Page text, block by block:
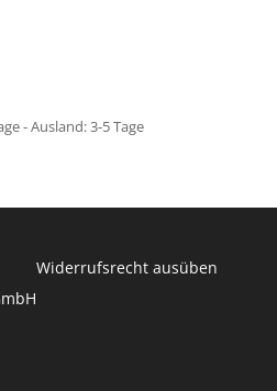
- Ausland: 3-5 Tage
Widerrufsrecht ausüben